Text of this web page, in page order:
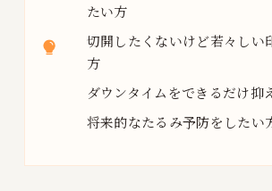
たい方
切開したくないけど若々しい
方
ダウンタイムをできるだけ抑
将来的なたるみ予防をしたい